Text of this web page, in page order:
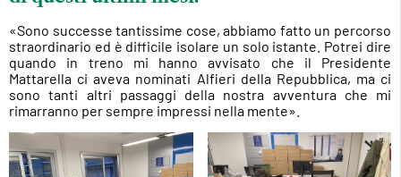
«Sono successe tantissime cose, abbiamo fatto un percorso
straordinario ed è difficile isolare un solo istante. Potrei dire
quando in treno mi hanno avvisato che il Presidente
Mattarella ci aveva nominati Alfieri della Repubblica, ma ci
sono tanti altri passaggi della nostra avventura che mi
rimarranno per sempre impressi nella mente».